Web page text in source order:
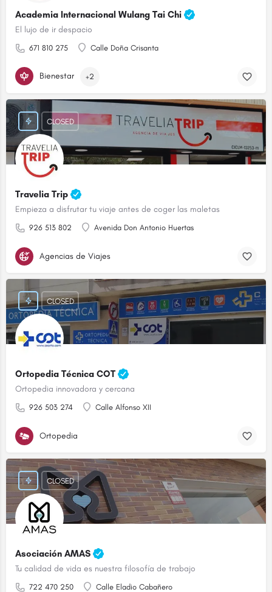
Academia Internacional Wulang Tai Chi
El lujo de ir despacio
671 810 275 Calle Doña Crisanta
Bienestar +2
Travelia Trip
Empieza a disfrutar tu viaje antes de coger las maletas
926 513 802 Avenida Don Antonio Huertas
CLOSED
Agencias de Viajes
Ortopedia Técnica COT
Ortopedia innovadora y cercana
926 503 274 Calle Alfonso XII
CLOSED
Ortopedia
Asociación AMAS
Tu calidad de vida es nuestra filosofía de trabajo
722 470 250 Calle Eladio Cabañero
CLOSED